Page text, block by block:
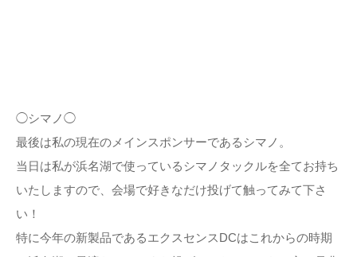
◯シマノ◯
最後は私の現在のメインスポンサーであるシマノ。
当日は私が浜名湖で使っているシマノタックルを全てお持ち
いたしますので、会場で好きなだけ投げて触ってみて下さ
い！
特に今年の新製品であるエクスセンスDCはこれからの時期